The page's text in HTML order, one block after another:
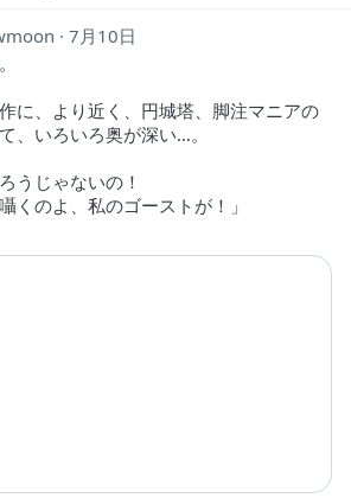
7月10日
に、より近く、円城塔、脚注マニアの
、いろいろ奥が深い…。
うじゃないの！
くのよ、私のゴーストが！」